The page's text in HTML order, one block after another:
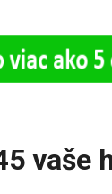
vaše